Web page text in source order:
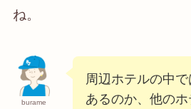
ね。
burame
周辺ホテルの中
あるのか、他の